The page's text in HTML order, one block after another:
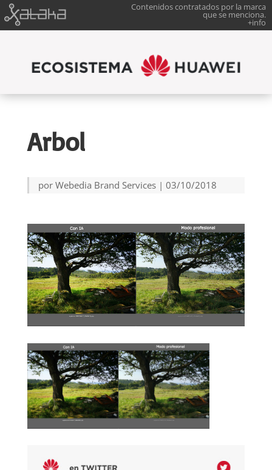
Contenidos contratados por la marca
que se menciona.
+info
Arbol
por Webedia Brand Services| 03/10/2018